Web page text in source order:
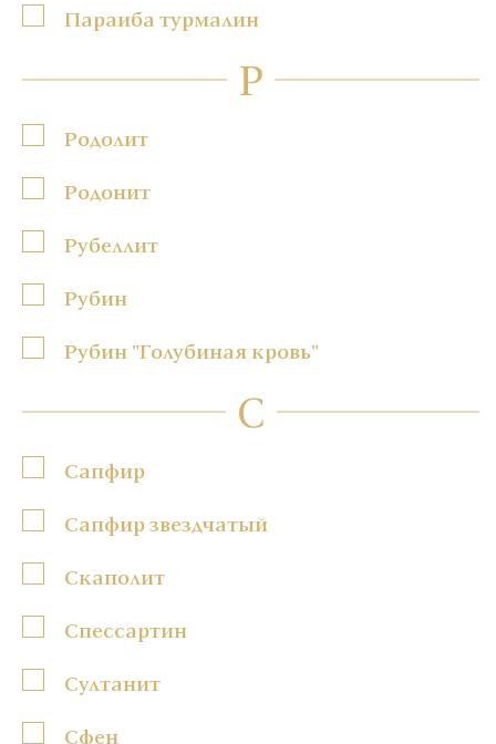
Параиба турмалин
Р
Родолит
Родонит
Рубеллит
Рубин
Рубин "Голубиная кровь"
С
Сапфир
Сапфир звездчатый
Скаполит
Спессартин
Султанит
Сфен